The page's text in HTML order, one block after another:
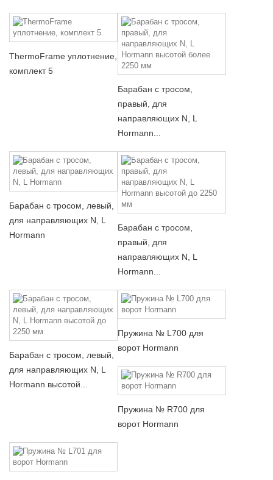
ThermoFrame уплотнение,
комплект 5
Барабан с тросом,
правый, для
направляющих N, L
Hormann...
Барабан с тросом, левый,
для направляющих N, L
Hormann
Барабан с тросом,
правый, для
направляющих N, L
Hormann...
Барабан с тросом, левый,
для направляющих N, L
Hormann высотой...
Пружина № L700 для
ворот Hormann
Пружина № R700 для
ворот Hormann